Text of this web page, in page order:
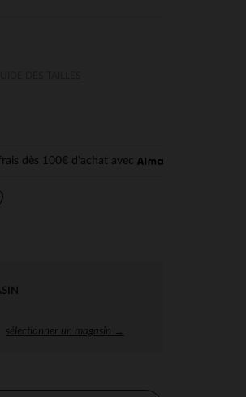
dès 100€ d'achat avec
sélectionner un magasin →